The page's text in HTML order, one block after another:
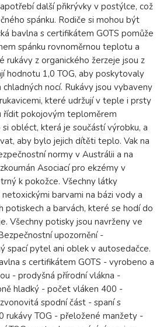
další přikrývky v postýlce, což
spánku. Rodiče si mohou být
bavlna s certifikátem GOTS pomůže
spánku rovnoměrnou teplotu a
rukávy z organického žerzeje jsou z
hodnotu 1,0 TOG, aby poskytovaly
nocí. Rukávy jsou vybaveny
které udržují v teple i prsty
řídit pokojovým teploměrem
obléct, která je součástí výrobku, a
aby bylo jejich dítěti teplo. Vak na
normy v Austrálii a na
Asociací pro ekzémy v
k pokožce. Všechny látky
barvami na bázi vody a
potiskech a barvách, které se hodí do
Všechny potisky jsou navrženy ve
upozornění -
spací pytel ani oblek v autosedačce.
s certifikátem GOTS - vyrobeno a
- prodyšná přírodní vlákna -
hladký - počet vláken 400 -
spodní část - spaní s
rukávy TOG - přeložené manžety -